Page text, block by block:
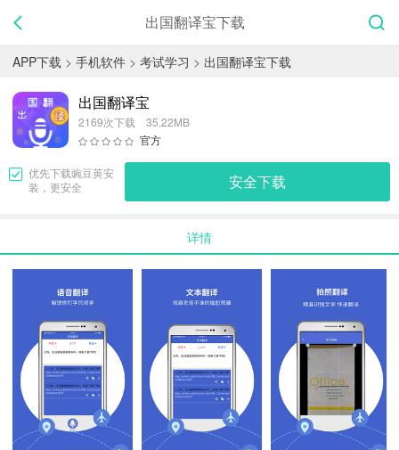
出国翻译宝下载
APP下载 > 手机软件 > 考试学习 > 出国翻译宝下载
出国翻译宝
2169次下载 35.22MB
官方
优先下载豌豆荚安
装，更安全
安全下载
详情